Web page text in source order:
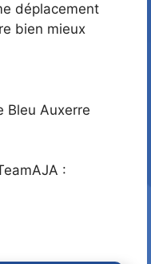
déplacement
bien mieux
Bleu Auxerre
: